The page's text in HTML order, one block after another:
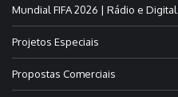
Mundial FIFA 2026 | Rádio e Digital
Projetos Especiais
Propostas Comerciais